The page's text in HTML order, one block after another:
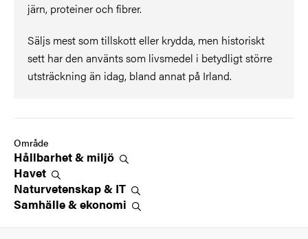
järn, proteiner och fibrer.
Säljs mest som tillskott eller krydda, men historiskt
sett har den använts som livsmedel i betydligt större
utsträckning än idag, bland annat på Irland.
Område
Hållbarhet & miljö
Havet
Naturvetenskap & IT
Samhälle &ekonomi